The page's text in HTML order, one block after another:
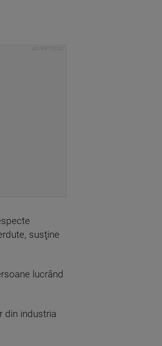
susţine
lucrând
din industria